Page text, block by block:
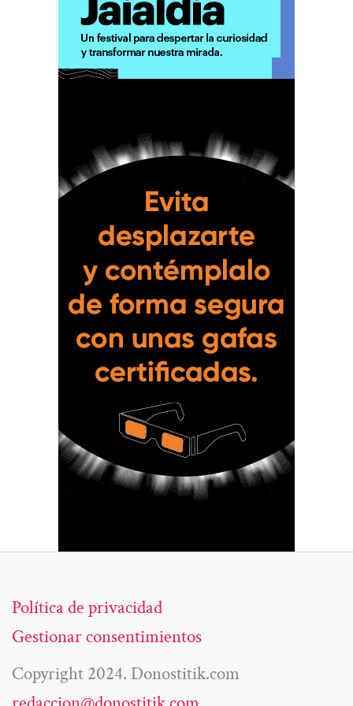
Política de privacidad
Gestionar consentimientos
Copyright 2024. Donostitik.com